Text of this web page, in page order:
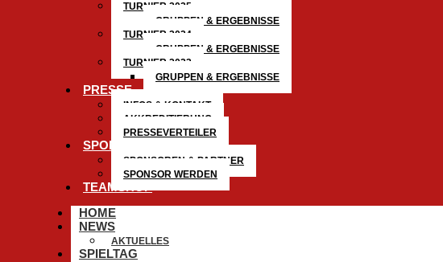
TURNIER 2025
GRUPPEN & ERGEBNISSE
TURNIER 2024
GRUPPEN & ERGEBNISSE
TURNIER 2023
GRUPPEN & ERGEBNISSE
PRESSE
INFOS & KONTAKT
AKKREDITIERUNG
PRESSEVERTEILER
SPONSOREN
SPONSOREN & PARTNER
SPONSOR WERDEN
TEAMSHOP
HOME
NEWS
AKTUELLES
SPIELTAG